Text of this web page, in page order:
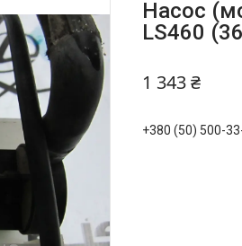
Насос
LS460
1 343 ₴
+380 (50) 500-